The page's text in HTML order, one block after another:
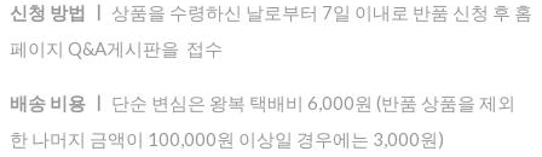
신청 방법 ㅣ 상품을 수령하신 날로부터 7일 이내로 반품 신청 후 홈
페이지 Q&A게시판을 접수
배송 비용 ㅣ
단순 변심은 왕복 택배비 6,000원 (반품 상품을 제외
한 나머지 금액이 100,000원 이상일 경우에는 3,000원)